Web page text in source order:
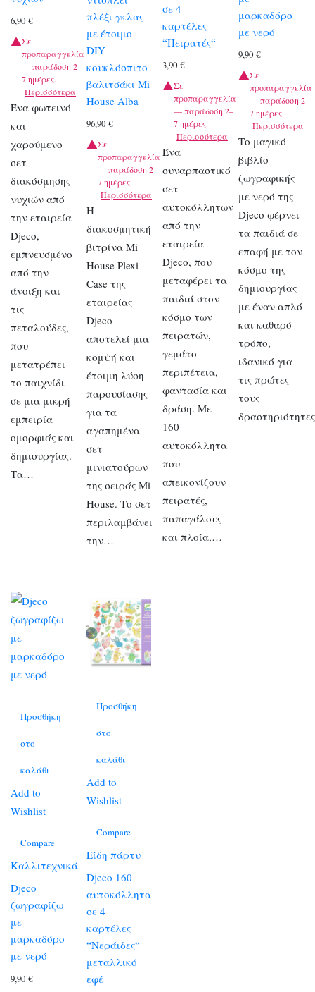
6,90 €
Σε
προπαραγγελία
— παράδοση 2–
7 ημέρες.
Περισσότερα
Ένα φωτεινό
και
χαρούμενο
σετ
διακόσμησης
νυχιών από
την εταιρεία
Djeco,
εμπνευσμένο
από την
άνοιξη και
τις
πεταλούδες,
που
μετατρέπει
το παιχνίδι
σε μια μικρή
εμπειρία
ομορφιάς και
δημιουργίας.
Τα…
πλέξι γκλας
με έτοιμο
DIY
κουκλόσπιτο
βαλιτσάκι Mi
House Alba
96,90€
Σε
προπαραγγελία
— παράδοση 2–
7 ημέρες.
Περισσότερα
Η
διακοσμητική
βιτρίνα Mi
House Plexi
Case της
εταιρείας
Djeco
αποτελεί μια
κομψή και
έτοιμη λύση
παρουσίασης
για τα
αγαπημένα
σετ
μινιατούρων
της σειράς Mi
House. Το σετ
περιλαμβάνει
την…
σε 4
καρτέλες
“Πειρατές“
3,90€
Σε
προπαραγγελία
— παράδοση 2–
7 ημέρες.
Περισσότερα
Ένα
συναρπαστικό
σετ
αυτοκόλλητων
από την
εταιρεία
Djeco, που
μεταφέρει τα
παιδιά στον
κόσμο των
πειρατών,
γεμάτο
περιπέτεια,
φαντασία και
δράση. Με
160
αυτοκόλλητα
που
απεικονίζουν
πειρατές,
παπαγάλους
και πλοία,…
μαρκαδόρο
με νερό
9,90€
Σε
προπαραγγελία
— παράδοση 2–
7 ημέρες.
Περισσότερα
Το μαγικό
βιβλίο
ζωγραφικής
με νερό της
Djeco φέρνει
τα παιδιά σε
επαφή με τον
κόσμο της
δημιουργίας
με έναν απλό
και καθαρό
τρόπο,
ιδανικό για
τις πρώτες
τους
Προσθήκη
στο
καλάθι
Add to
Wishlist
Compare
Καλλιτεχνικά
Djeco
ζωγραφίζω
με
μαρκαδόρο
με νερό
9,90 €
Προσθήκη
στο
καλάθι
Add to
Wishlist
Compare
Είδη πάρτυ
Djeco 160
αυτοκόλλητα
σε 4
καρτέλες
“Νεράιδες“
μεταλλικό
εφέ